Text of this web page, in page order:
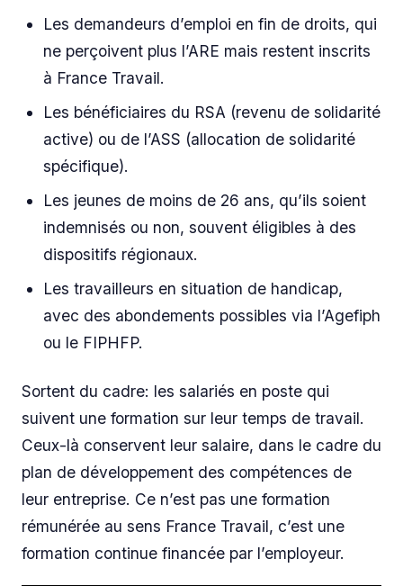
Les demandeurs d’emploi en fin de droits, qui
ne perçoivent plus l’ARE mais restent inscrits
à France Travail.
Les bénéficiaires du RSA (revenu de solidarité
active) ou de l’ASS (allocation de solidarité
spécifique).
Les jeunes de moins de 26 ans, qu’ils soient
indemnisés ou non, souvent éligibles à des
dispositifs régionaux.
Les travailleurs en situation de handicap,
avec des abondements possibles via l’Agefiph
ou le FIPHFP.
Sortent du cadre: les salariés en poste qui
suivent une formation sur leur temps de travail.
Ceux-là conservent leur salaire, dans le cadre du
plan de développement des compétences de
leur entreprise. Ce n’est pas une formation
rémunérée au sens France Travail, c’est une
formation continue financée par l’employeur.